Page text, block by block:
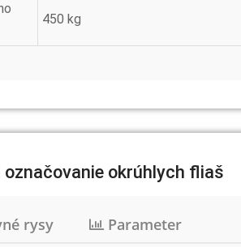
450 kg
okrúhlych fliaš
rysy Parameter